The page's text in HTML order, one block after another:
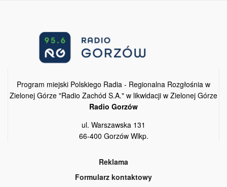
Program miejski Polskiego Radia - Regionalna Rozgłośnia w
Zielonej Górze "Radio Zachód S.A." w likwidacji w Zielonej Górze
Radio Gorzów
ul. Warszawska 131
66-400 Gorzów Wlkp.
Reklama
Formularz kontaktowy